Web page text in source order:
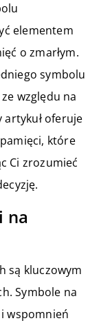
elementem
o zmarłym.
symbolu
względu na
oferuje
które
Ci zrozumieć
na
są kluczowym
Symbole na
wspomnień